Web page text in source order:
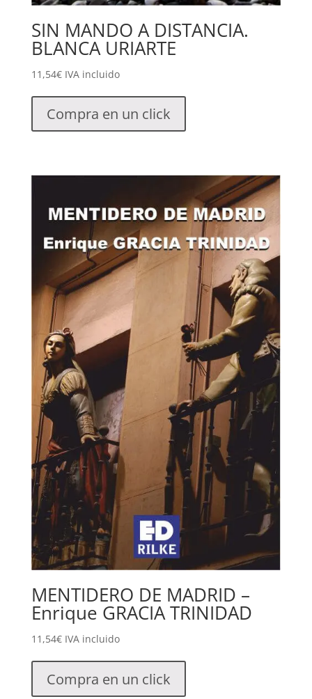
SIN MANDO A DISTANCIA.
BLANCA URIARTE
11,54€ IVA incluido
Compra en un click
MENTIDERO DE MADRID –
Enrique GRACIA TRINIDAD
11,54€ IVA incluido
Compra en un click